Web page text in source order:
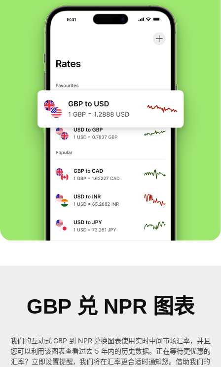
GBP 兑 NPR 图表
我们的互动式 GBP 到 NPR 兑换图表使用实时中间市场汇率，并且
您可以利用该图表查看过去 5 年内的历史数据。正在等待更优惠的
汇率？立即设置提醒，我们将在汇率更合适时通知您。借助我们的